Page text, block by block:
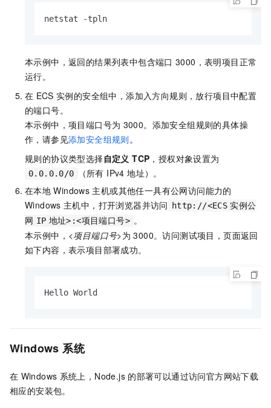
netstat -tpln
本示例中，返回的结果列表中包含端口 3000，表明项目正常
运行。
在 ECS 实例的安全组中，添加入方向规则，放行项目中配置
的端口号。
本示例中，项目端口号为 3000。添加安全组规则的具体操
作，请参见添加安全组规则 。
规则的协议类型选择自定义 TCP ，授权对象设置为
0.0.0.0/0
（所有 IPv4 地址）。
在本地 Windows 主机或其他任一具有公网访问能力的
Windows 主机中，打开浏览器并访问 http://<ECS 实例公
网 IP 地址>:<项目端口号> 。
本示例中， <项目端口号>为 3000。访问测试项目，页面返回
如下内容，表示项目部署成功。
Hello World
Windows 系统
在 Windows 系统上，Node.js 的部署可以通过访问官方网站下载
相应的安装包。